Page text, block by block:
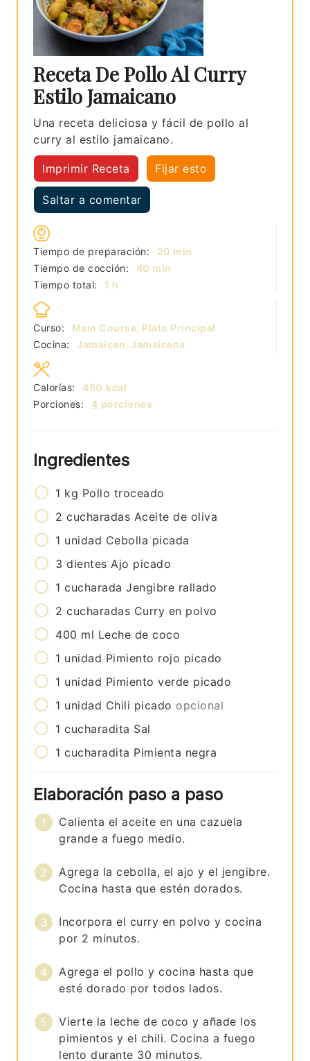
Receta De Pollo Al Curry
Estilo Jamaicano
Una receta deliciosa y fácil de pollo al
curry al estilo jamaicano.
Imprimir Receta Fijar esto
Saltar a comentar
Tiempo de preparación: 20 minutos
min
Tiempo de cocción:
40 minutos
min
Tiempo total:
1 hora
h
Curso:
Main Course, Plato Principal
Cocina:
Jamaican, Jamaicana
Porciones: 4 porciones
Calorías: 450 kcal
Ingredientes
1 kg Pollo troceado
2 cucharadas Aceite de oliva
1 unidad Cebolla picada
3 dientes Ajo picado
1 cucharada Jengibre rallado
2 cucharadas Curry en polvo
400 ml Leche de coco
1 unidad Pimiento rojo picado
1 unidad Pimiento verde picado
1 unidad Chili picado opcional
1 cucharadita Sal
1 cucharadita Pimienta negra
Elaboración paso a paso
Calienta el aceite en una cazuela
grande a fuego medio.
Agrega la cebolla, el ajo y el jengibre.
Cocina hasta que estén dorados.
Incorpora el curry en polvo y cocina
por 2 minutos.
Agrega el pollo y cocina hasta que
esté dorado por todos lados.
Vierte la leche de coco y añade los
pimientos y el chili. Cocina a fuego
lento durante 30 minutos.